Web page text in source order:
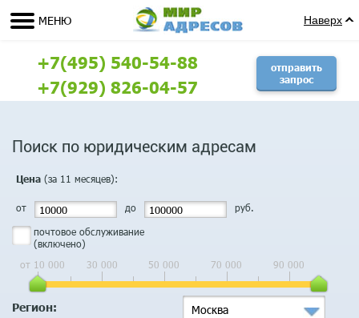
МЕНЮ Наверх
+7(495) 540-54-88
+7(929) 826-04-57
отправить
запрос
Поиск по юридическим адресам
Цена (за 11 месяцев):
от до
руб.
почтовое обслуживание
(включено)
от 10 000
30 000 50 000 70 000 90 000
Регион: Москва